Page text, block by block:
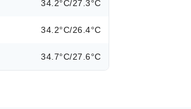
34.2°C/27.3°C
34.2°C/26.4°C
34.7°C/27.6°C